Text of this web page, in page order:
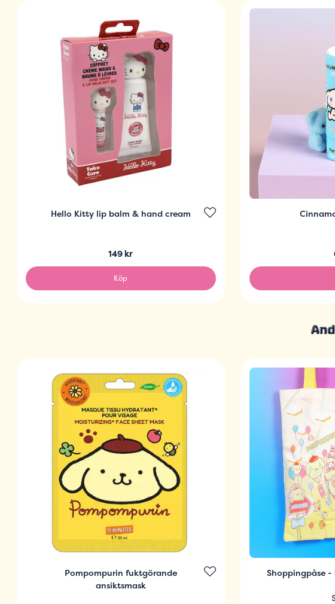
Hello Kitty lip balm & hand cream
149 kr
Köp
Pompompurin fuktgörande
ansiktsmask
Shoppingpåse